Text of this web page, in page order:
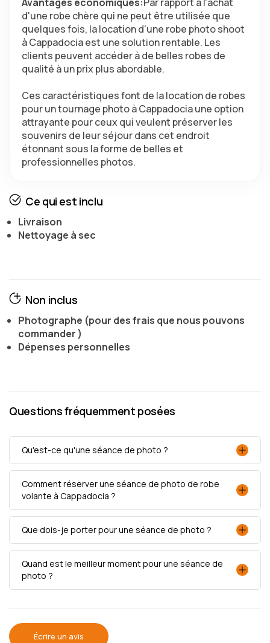
d'une robe chère qui ne peut être utilisée que
quelques fois, la location d'une robe photo shoot
à Cappadocia est une solution rentable. Les
clients peuvent accéder à de belles robes de
qualité à un prix plus abordable.
Ces caractéristiques font de la location de robes
pour un tournage photo à Cappadocia une option
attrayante pour ceux qui veulent préserver les
souvenirs de leur séjour dans cet endroit
étonnant sous la forme de belles et
professionnelles photos.
Ce qui est inclu
Livraison
Nettoyage à sec
Non inclus
Photographe (pour des frais que nous pouvons
commander )
Dépenses personnelles
Questions fréquemment posées
Qu'est-ce qu'une séance de photo ?
Comment réserver une séance de photo de robe
volante à Cappadocia ?
Que dois-je porter pour une séance de photo ?
Quand est le meilleur moment pour une séance de
photo ?
Écrire un avis